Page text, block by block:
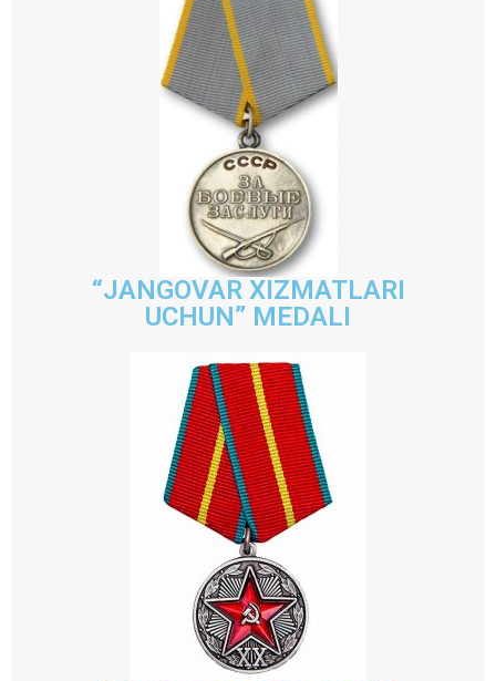
“JANGOVAR XIZMATLARI
UCHUN” MEDALI